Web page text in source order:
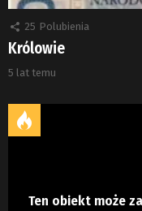
25 Polubienia
Królowie
5 lat temu
Ten obiekt może